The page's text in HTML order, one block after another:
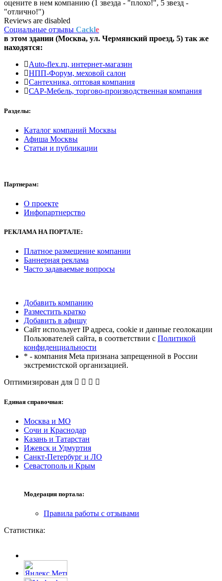
оцените в нем компанию (1 звезда - "плохо!", 5 звезд -
"отлично!")
Reviews are disabled
Социальные отзывы Cackle
в этом здании (Москва, ул. Чермянский проезд, 5) так же
находятся:
Auto-flex.ru, интернет-магазин
НПП-Форум, меховой салон
Сантехника, оптовая компания
САР-Мебель, торгово-производственная компания
Разделы:
Каталог компаний Москвы
Афиша Москвы
Статьи и публикации
Партнерам:
О проекте
Инфопартнерство
РЕКЛАМАНА ПОРТАЛЕ:
Платное размещение компании
Баннерная реклама
Часто задаваемые вопросы
Добавить компанию
Разместить кратко
Добавить в афишу
Сайт использует IP адреса, cookie и данные геолокации
Пользователей сайта, в соответствии с Политикой
конфиденциальности
* - компания Meta признана запрещенной в России
экстремистской организацией.
Оптимизирован для
Единая справочная:
Москва и МО
Сочи и Краснодар
Казань и Татарстан
Ижевск и Удмуртия
Санкт-Петербург и ЛО
Севастополь и Крым
Модерация портала:
Правила работы с отзывами
Статистика: